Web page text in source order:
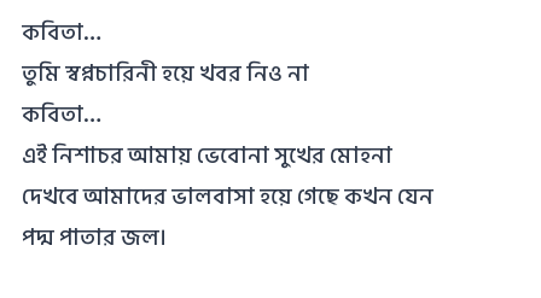
কবিতা…
তুমি স্বপ্নচারিনী হয়ে খবর নিও না
কবিতা…
এই নিশাচর আমায় ভেবোনা সুখের মোহনা
দেখবে আমাদের ভালবাসা হয়ে গেছে কখন যেন
পদ্ম পাতার জল।